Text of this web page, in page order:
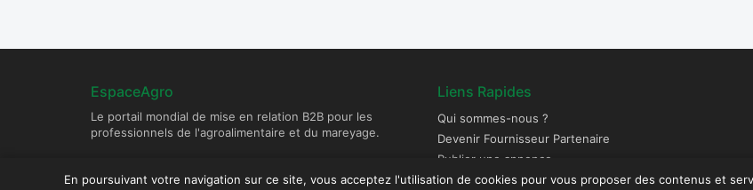
EspaceAgro
Le portail mondial de mise en relation B2B pour les
professionnels de l'agroalimentaire et du mareyage.
Liens Rapides
Qui sommes-nous ?
Devenir Fournisseur Partenaire
Publier une annonce
En poursuivant votre navigation sur ce site, vous acceptez l'utilisation de cookies pour vous proposer des contenus et